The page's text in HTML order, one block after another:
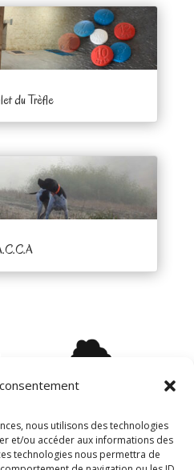
nous utilisons des technologies
et/ou accéder aux informations des
technologies nous permettra de
du Trèfle